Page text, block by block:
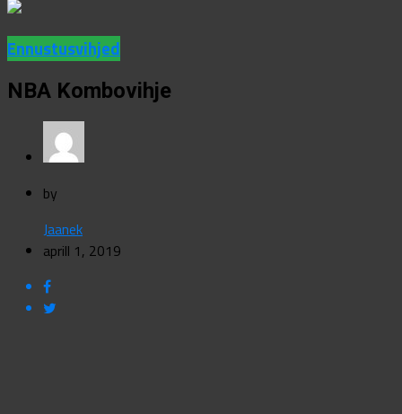
Ennustusvihjed
NBA Kombovihje
by
Jaanek
aprill 1, 2019